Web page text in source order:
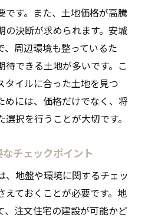
です。また、土地価格が高騰
の決断が求められます。安城
周辺環境も整っているた
待できる土地が多いです。こ
タイルに合った土地を見つ
めには、価格だけでなく、将
択を行うことが大切です。
チェックポイント
、地盤や環境に関するチェッ
えておくことが必要です。地
、注文住宅の建設が可能かど